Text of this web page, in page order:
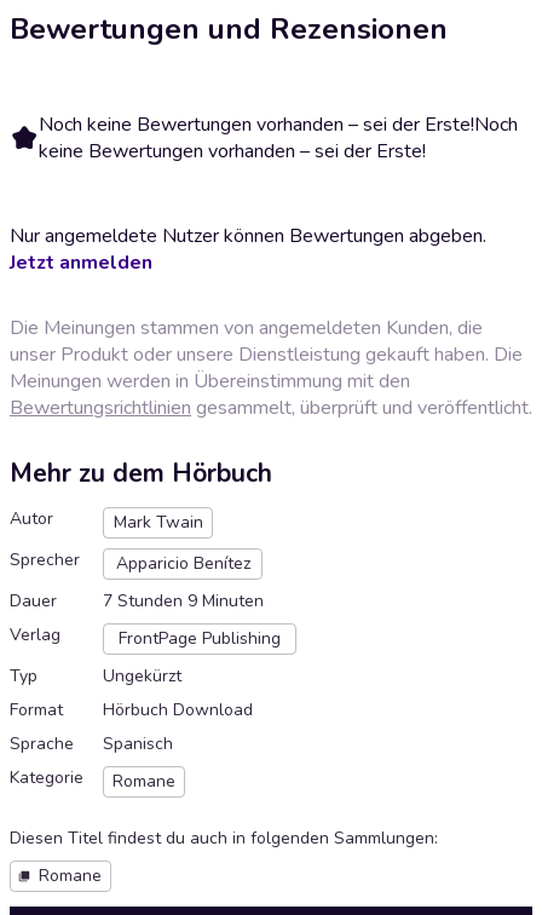
Bewertungen und Rezensionen
Noch keine Bewertungen vorhanden – sei der Erste!Noch
keine Bewertungen vorhanden – sei der Erste!
Nur angemeldete Nutzer können Bewertungen abgeben.
Jetzt anmelden
Die Meinungen stammen von angemeldeten Kunden, die
unser Produkt oder unsere Dienstleistung gekauft haben. Die
Meinungen werden in Übereinstimmung mit den
Bewertungsrichtlinien gesammelt, überprüft und veröffentlicht.
Mehr zu dem Hörbuch
Autor
Mark Twain
Sprecher
Apparicio Benítez
Dauer
7 Stunden 9 Minuten
Verlag
FrontPage Publishing
Typ
Ungekürzt
Format
Hörbuch Download
Sprache
Spanisch
Kategorie
Romane
Diesen Titel findest du auch in folgenden Sammlungen:
Romane